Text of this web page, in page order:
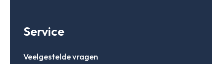
Service
Veelgestelde vragen